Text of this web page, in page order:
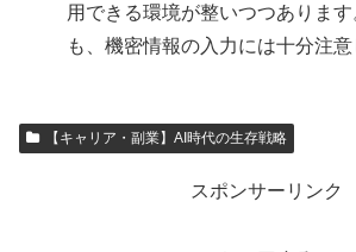
用できる環境が整いつつありま
も、機密情報の入力には十分注意
【キャリア・副業】AI時代の生存戦略
スポンサーリンク